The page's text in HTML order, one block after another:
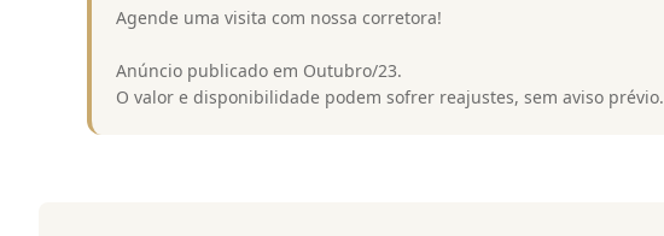
Agende uma visita com nossa corretora!
Anúncio publicado em Outubro/23.
O valor e disponibilidade podem sofrer reajustes, sem aviso prévio.